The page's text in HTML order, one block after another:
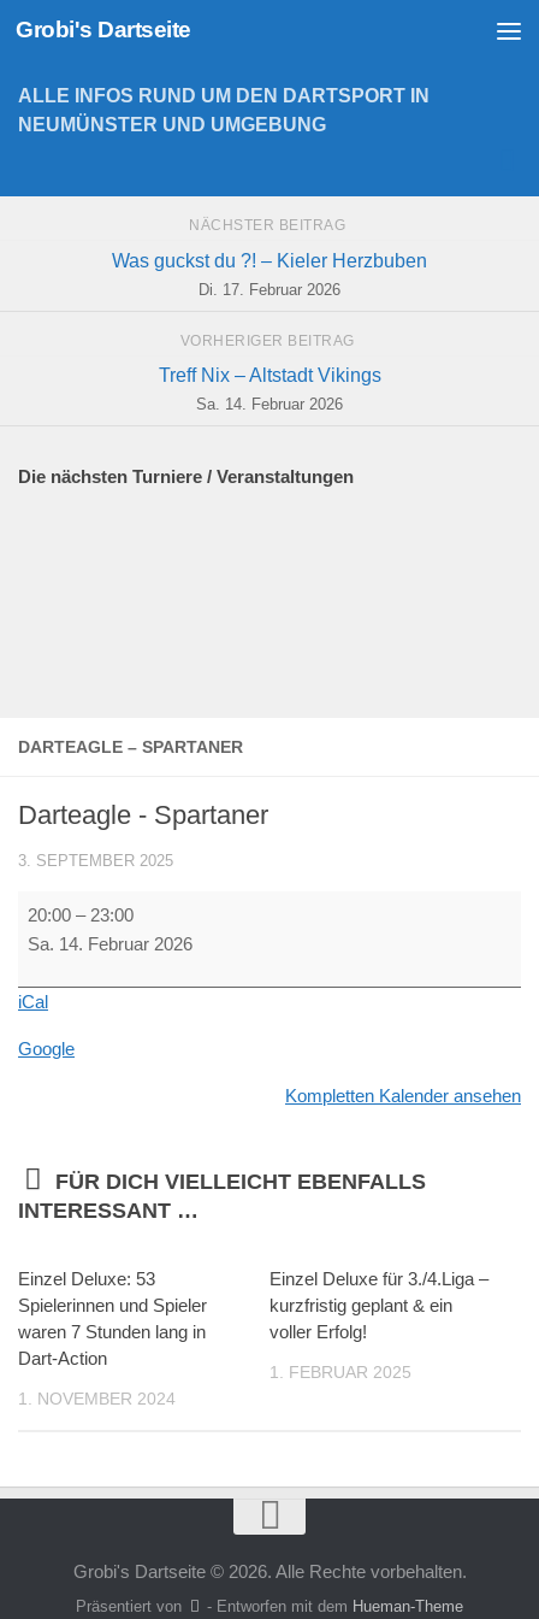
Zum Inhalt springen
Grobi's Dartseite
DARTEAGLE – SPARTANER
Darteagle - Spartaner
3. SEPTEMBER 2025
Darteagle
20:00 – 23:00
Sa. 14. Februar 2026
iCal
Google
Kompletten Kalender ansehen
FÜR DICH VIELLEICHT EBENFALLS
INTERESSANT …
Einzel Deluxe: 53
Spielerinnen und Spieler
waren 7 Stunden lang in
Dart-Action
1. NOVEMBER 2024
Einzel Deluxe für 3./4.Liga –
kurzfristig geplant & ein
voller Erfolg!
1. FEBRUAR 2025
ALLE INFOS RUND UM DEN DARTSPORT IN
NEUMÜNSTER UND UMGEBUNG
NÄCHSTER BEITRAG
Was guckst du ?! – Kieler Herzbuben
Di. 17. Februar 2026
VORHERIGER BEITRAG
Treff Nix – Altstadt Vikings
Sa. 14. Februar 2026
Die nächsten Turniere / Veranstaltungen
Grobi's Dartseite © 2026. Alle Rechte vorbehalten.
Präsentiert von - Entworfen mit dem Hueman-Theme